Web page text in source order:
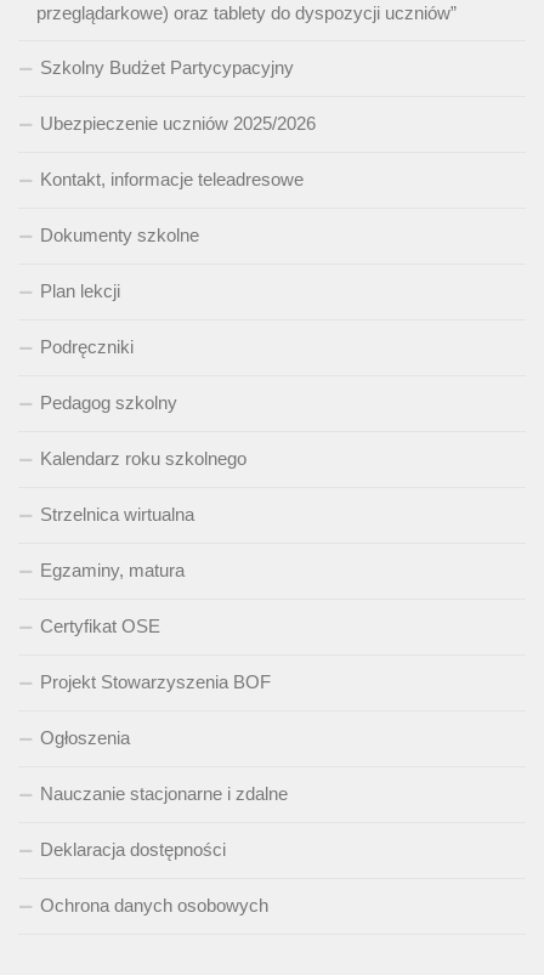
przeglądarkowe) oraz tablety do dyspozycji uczniów”
Szkolny Budżet Partycypacyjny
Ubezpieczenie uczniów 2025/2026
Kontakt, informacje teleadresowe
Dokumenty szkolne
Plan lekcji
Podręczniki
Pedagog szkolny
Kalendarz roku szkolnego
Strzelnica wirtualna
Egzaminy, matura
Certyfikat OSE
Projekt Stowarzyszenia BOF
Ogłoszenia
Nauczanie stacjonarne i zdalne
Deklaracja dostępności
Ochrona danych osobowych